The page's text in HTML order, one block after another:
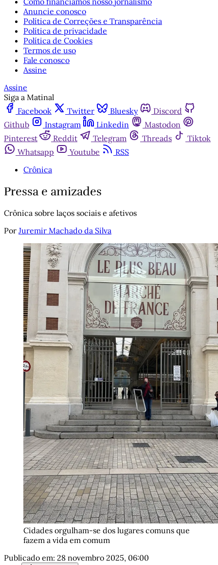
Anuncie conosco
Política de Correções e Transparência
Política de privacidade
Política de Cookies
Termos de uso
Fale conosco
Assine
Assine
Siga a Matinal
Facebook
Twitter Bluesky
Discord
Github
Instagram Linkedin
Mastodon
Pinterest
Reddit Telegram Threads
Tiktok
Whatsapp
Youtube
RSS
Crônica
Pressa e amizades
Crônica sobre laços sociais e afetivos
Por Juremir Machado da Silva
Cidades orgulham-se dos lugares comuns que
fazem a vida em comum
Publicado em: 28 novembro 2025, 06:00